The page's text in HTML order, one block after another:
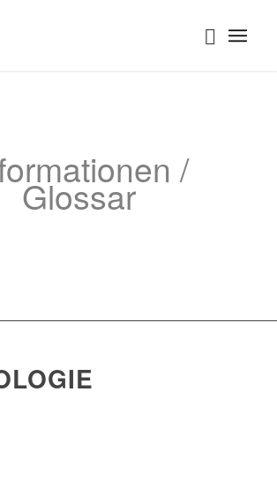
/
Glossar